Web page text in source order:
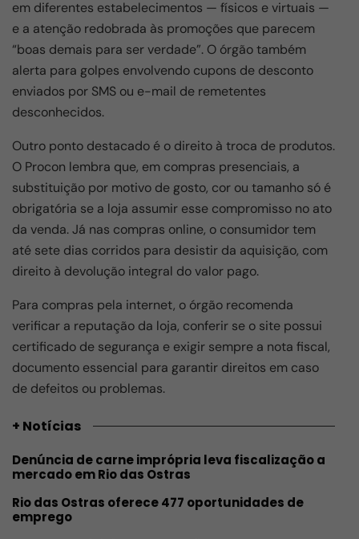
em diferentes estabelecimentos — físicos e virtuais —
e a atenção redobrada às promoções que parecem
“boas demais para ser verdade”. O órgão também
alerta para golpes envolvendo cupons de desconto
enviados por SMS ou e-mail de remetentes
desconhecidos.
Outro ponto destacado é o direito à troca de produtos.
O Procon lembra que, em compras presenciais, a
substituição por motivo de gosto, cor ou tamanho só é
obrigatória se a loja assumir esse compromisso no ato
da venda. Já nas compras online, o consumidor tem
até sete dias corridos para desistir da aquisição, com
direito à devolução integral do valor pago.
Para compras pela internet, o órgão recomenda
verificar a reputação da loja, conferir se o site possui
certificado de segurança e exigir sempre a nota fiscal,
documento essencial para garantir direitos em caso
de defeitos ou problemas.
+ Notícias
Denúncia de carne imprópria leva fiscalização a
mercado em Rio das Ostras
Rio das Ostras oferece 477 oportunidades de
emprego